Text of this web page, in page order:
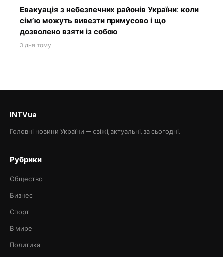
Евакуація з небезпечних районів України: коли
сім’ю можуть вивезти примусово і що
дозволено взяти із собою
3 дня тому
INTVua
Головні новини України — свіжі, актуальні, за сьогодні.
Рубрики
Общество
Бизнес
Спорт
В мире
Политика